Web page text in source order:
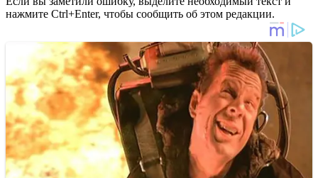
нажмите Ctrl+Enter, чтобы сообщить об этом редакции.